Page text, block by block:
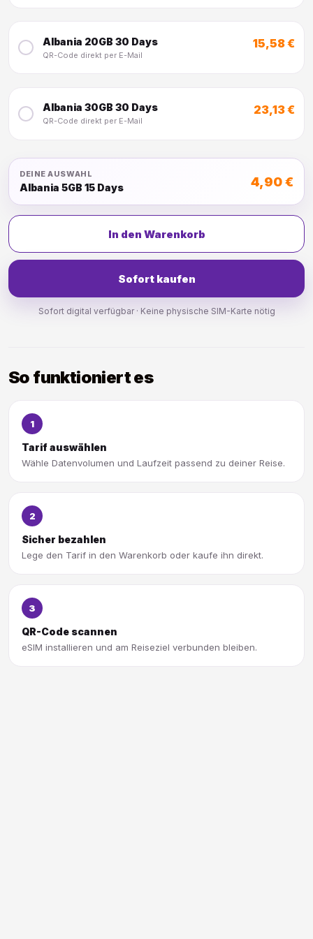
Albania 20GB 30 Days
QR-Code direkt per E-Mail
15,58 €
Albania 30GB 30 Days
QR-Code direkt per E-Mail
23,13 €
DEINE AUSWAHL
Albania 5GB 15 Days 4,90 €
In den Warenkorb
Sofort kaufen
Sofort digital verfügbar · Keine physische SIM-Karte nötig
So funktioniert es
1
Tarif auswählen
Wähle Datenvolumen und Laufzeit passend zu deiner Reise.
2
Sicher bezahlen
Lege den Tarif in den Warenkorb oder kaufe ihn direkt.
3
QR-Code scannen
eSIM installieren und am Reiseziel verbunden bleiben.